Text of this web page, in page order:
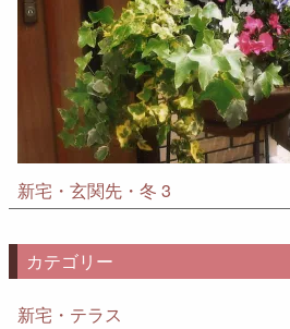
新宅・玄関先・冬 3
カテゴリー
新宅・テラス